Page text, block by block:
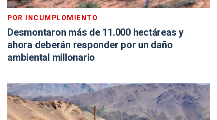
POR INCUMPLOMIENTO
Desmontaron más de 11.000 hectáreas y
ahora deberán responder por un daño
ambiental millonario